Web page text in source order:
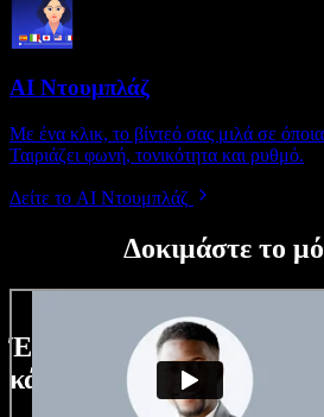
AI Ντουμπλάζ
Με ένα κλικ, το βίντεό σας μιλά σε
Ταιριάζει φωνή, τονικότητα και ρυθμό.
Δείτε το AI Ντουμπλάζ
Δοκιμάστε το
Ένα μικρό δείγμα από
κάνετε με το Speechify